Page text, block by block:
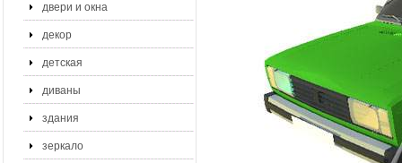
двери и окна
декор
детская
диваны
здания
зеркало